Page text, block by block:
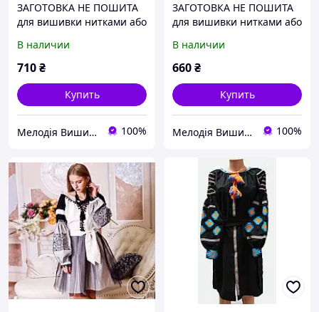
ЗАГОТОВКА НЕ ПОШИТА
для вишивки нитками або
нитками или бисером для
вышивки нитками
В наличии
710₴
Купить
Мелодія Вишивки 100%
ЗАГОТОВКА НЕ ПОШИТА
для вишивки нитками або
нитками или бисером для
вышивки нитками
В наличии
660₴
Купить
Мелодія Вишивки 100%